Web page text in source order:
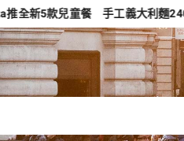
兒童餐 手工義大利麵240元起